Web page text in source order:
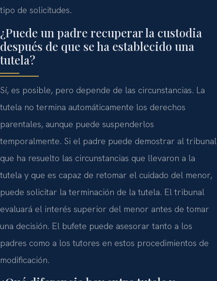
tipo de solicitudes.
¿Puede un padre recuperar la custodia
después de que se ha establecido una
tutela?
Sí, es posible, pero depende de las circunstancias. La
tutela no termina automáticamente los derechos
parentales, aunque puede suspenderlos
temporalmente. Si el padre puede demostrar al tribunal
que ha resuelto las circunstancias que llevaron a la
tutela y que es capaz de retomar el cuidado del menor,
puede solicitar la terminación de la tutela. El tribunal
evaluará el interés superior del menor antes de tomar
una decisión. El bufete puede asesorar tanto a los
padres como a los tutores en estos procedimientos de
modificación.